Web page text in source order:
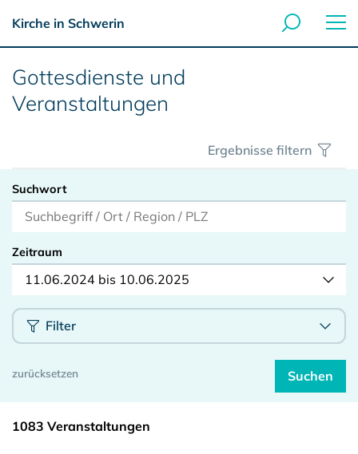
Kirche in Schwerin
Gottesdienste und
Veranstaltungen
Ergebnisse filtern
Suchwort
Zeitraum
11.06.2024 bis 10.06.2025
Filter
1083 Veranstaltungen